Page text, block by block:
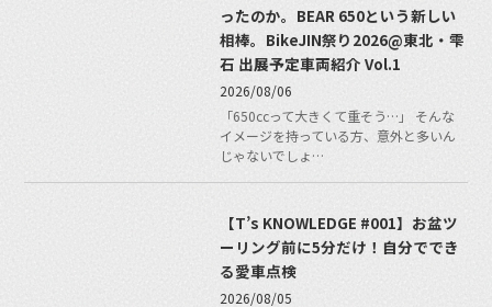
ったのか。BEAR 650という新しい
相棒。BikeJIN祭り2026@東北・雫
石 出展予定車両紹介 Vol.1
2026/08/06
「650ccって大きくて重そう…」 そんな
イメージを持っている方、意外と多いん
じゃないでしょ…
【T’s KNOWLEDGE #001】お盆ツ
ーリング前に5分だけ！自分ででき
る愛車点検
2026/08/05